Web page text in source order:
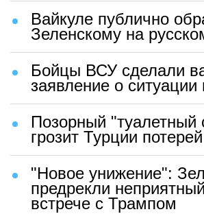
Вайкуле публично
Зеленскому на
Бойцы ВСУ сделали
заявление о
Позорный "туалетный
грозит Турции
"Новое унижение":
предрекли
встрече с Трампом